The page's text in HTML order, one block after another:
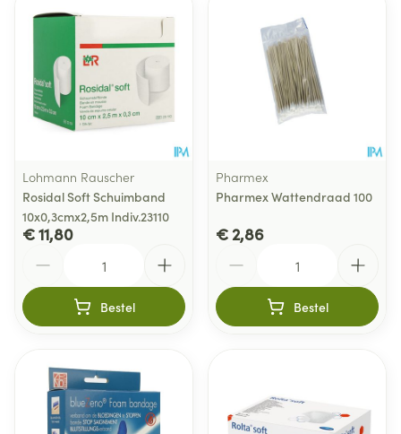
Lohmann Rauscher
Rosidal Soft Schuimband
10x0,3cmx2,5m Indiv.23110
€ 11,80
Bestel
Pharmex
Pharmex Wattendraad 100
€ 2,86
Bestel